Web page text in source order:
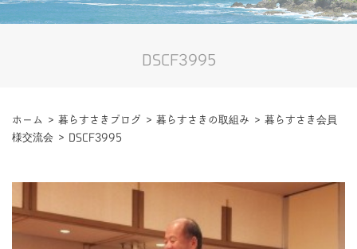
DSCF3995
ホーム > 暮らすさきブログ > 暮らすさきの取組み > 暮らすさき会員
様交流会 > DSCF3995